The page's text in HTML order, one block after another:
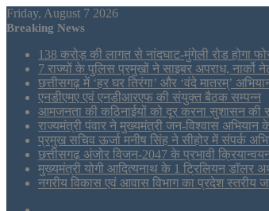
Friday, August 7 2026
Breaking News
138 करोड़ की लागत से नांदघाट-मुंगेली रोड होगा
7 राज्यों के पुलिस प्रमुखों ने साइबर अपराध, नार्को
छत्तीसगढ़ में ‘हर घर तिरंगा’ और ‘वंदे मातरम्’
एनडीएमए एवं एनडीआरएफ की संयुक्त बैठक सम्पन्न
आमजनता की कठिनाईयों को दूर करना सुशासन की
राज्यमंत्री पंवार ने मुख्यमंत्री जन-विश्वास
प्रमुख सचिव ऊर्जा मनीष सिंह ने सीहोर में संपर्क
छत्तीसगढ़ अंजोर विजन-2047 के प्रभावी
मुख्यमंत्री योगी आदित्यनाथ के 1 ट्रिलियन डॉलर
नगरीय विकास एवं आवास विभाग का प्रदेश स्तरीय